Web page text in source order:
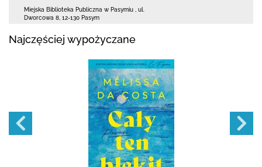
Miejska Biblioteka Publiczna w Pasymiu
ul.
Dworcowa 8 12-130 Pasym
Najczęściej wypożyczane